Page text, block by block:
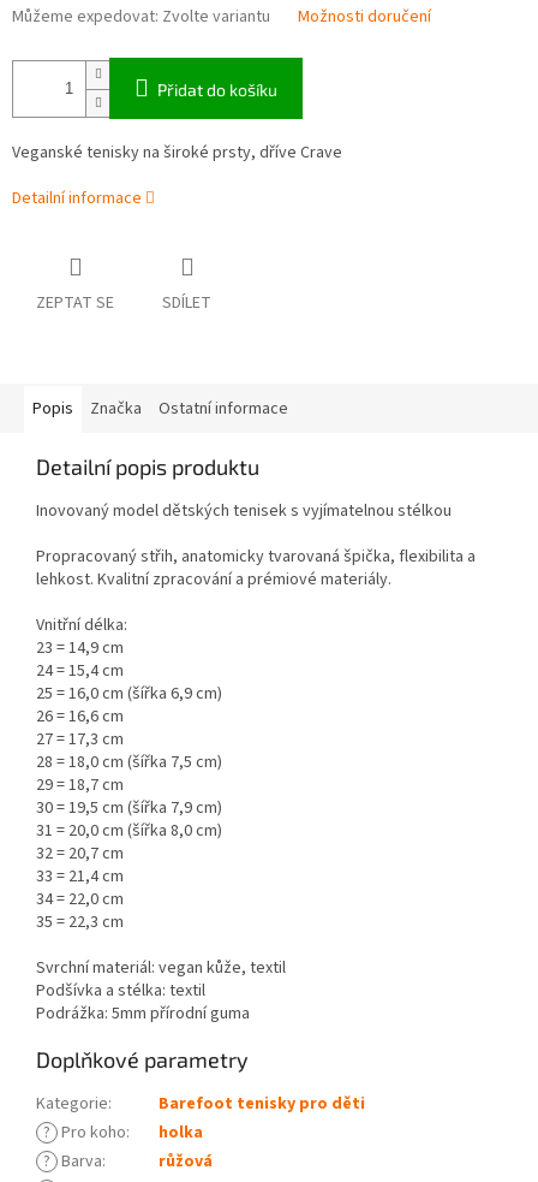
Můžeme expedovat: Zvolte variantu Možnosti doručení
Přidat do košíku
Veganské tenisky na široké prsty, dříve Crave
Detailní informace
ZEPTAT SE SDÍLET
Popis Značka Ostatní informace
Detailní popis produktu
Inovovaný model dětských tenisek s vyjímatelnou stélkou
Propracovaný střih, anatomicky tvarovaná špička, flexibilita a
lehkost. Kvalitní zpracování a prémiové materiály.
Vnitřní délka:
23 = 14,9 cm
24 = 15,4 cm
25 = 16,0 cm (šířka 6,9 cm)
26 = 16,6 cm
27 = 17,3 cm
28 = 18,0 cm (šířka 7,5 cm)
29 = 18,7 cm
30 = 19,5 cm (šířka 7,9 cm)
31 = 20,0 cm (šířka 8,0 cm)
32 = 20,7 cm
33 = 21,4 cm
34 = 22,0 cm
35 = 22,3 cm
Svrchní materiál: vegan kůže, textil
Podšívka a stélka: textil
Podrážka: 5mm přírodní guma
Doplňkové parametry
Kategorie:
Barefoot tenisky pro děti
? Pro koho:
holka
? Barva:
růžová